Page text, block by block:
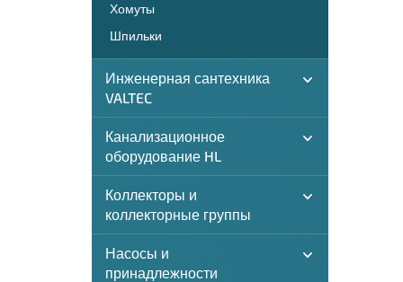
Хомуты
Шпильки
Инженерная сантехника
VALTEC
Канализационное
оборудование HL
Коллекторы и
коллекторные группы
Насосы и
принадлежности